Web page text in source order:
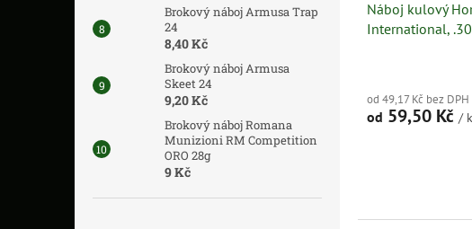
Brokový náboj Armusa Trap
24
8,40 Kč
Brokový náboj Armusa
Skeet 24
9,20 Kč
Brokový náboj Romana
Munizioni RM Competition
ORO 28g
9 Kč
Náboj kulový
International,
od 49,17 Kč bez DPH
od 59,50 Kč /